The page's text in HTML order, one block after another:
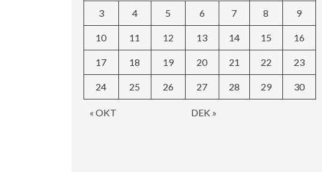
« OKT DEK »
3 4 5 6 7 8 9
10 11 12 13 14 15 16
17 18 19 20 21 22 23
24 25 26 27 28 29 30